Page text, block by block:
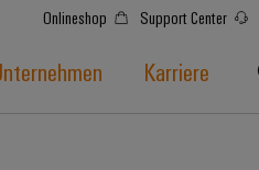
Onlineshop Support Center
Karriere